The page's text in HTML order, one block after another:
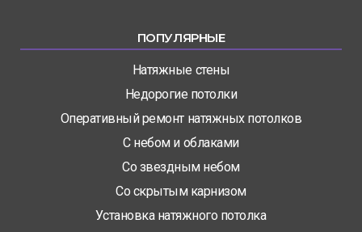
ПОПУЛЯРНЫЕ
Натяжные стены
Недорогие потолки
Оперативный ремонт натяжных потолков
С небом и облаками
Со звездным небом
Со скрытым карнизом
Установка натяжного потолка